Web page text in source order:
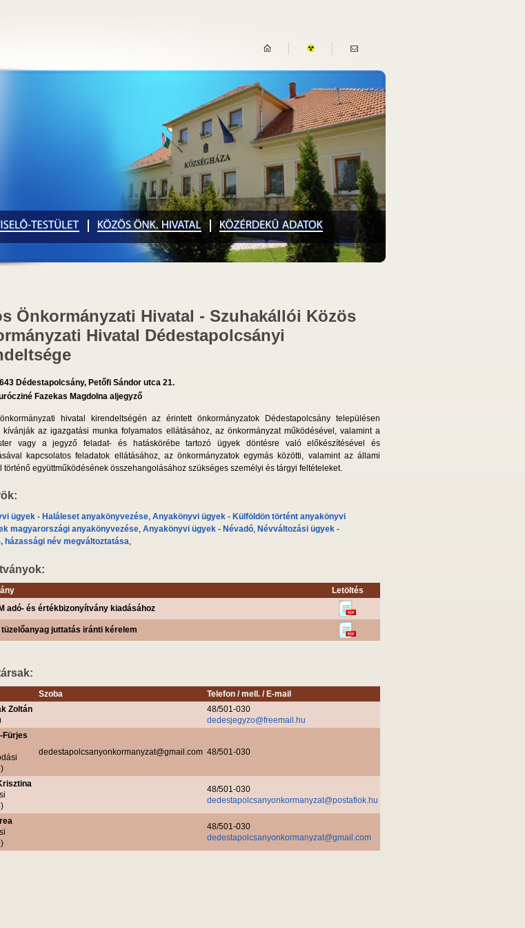
Önkormányzati Hivatal - Szuhakállói Közös
Hivatal Dédestapolcsányi
Dédestapolcsány, Petőfi Sándor utca 21.
Fazekas Magdolna aljegyző
hivatal kirendeltségén az érintett önkormányzatok Dédestapolcsány településen
kívánják az igazgatási munka folyamatos ellátásához, az önkormányzat működésével, valamint a
vagy a jegyző feladat- és hatáskörébe tartozó ügyek döntésre való előkészítésével és
kapcsolatos feladatok ellátásához, az önkormányzatok egymás közötti, valamint az állami
történő együttműködésének összehangolásához szükséges személyi és tárgyi feltételeket.
ügyek - Haláleset anyakönyvezése, Anyakönyvi ügyek - Külföldön történt anyakönyvi
magyarországi anyakönyvezése, Anyakönyvi ügyek - Névadó, Névváltozási ügyek -
házassági név megváltoztatása,
Letöltés
adó- és értékbizonyítvány kiadásához
juttatás iránti kérelem
Szoba
Telefon / mell. / E-mail
Zoltán
48/501-030
dedesjegyzo@freemail.hu
Fürjes
dedestapolcsanyonkormanyzat@gmail.com 48/501-030
48/501-030
dedestapolcsanyonkormanyzat@postafiok.hu
48/501-030
dedestapolcsanyonkormanyzat@gmail.com